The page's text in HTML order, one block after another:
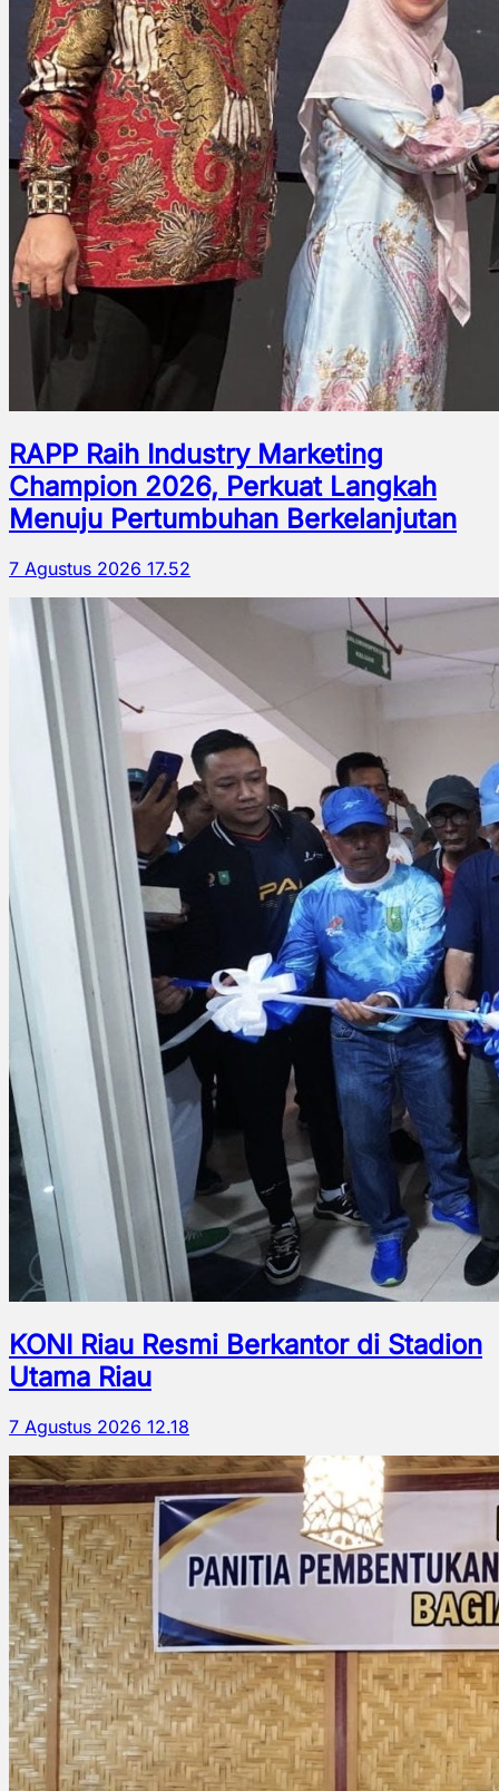
RAPP Raih Industry Marketing
Champion 2026, Perkuat Langkah
Menuju Pertumbuhan Berkelanjutan
7 Agustus 2026 17.52
KONI Riau Resmi Berkantor di Stadion
Utama Riau
7 Agustus 2026 12.18